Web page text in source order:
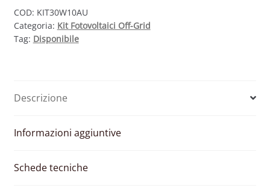
12V
–
MODULO
REGOLATORE
PWM
PRESA
COD: KIT30W10AU
Categoria: Kit Fotovoltaici Off-Grid
Tag: Disponibile
Descrizione
Informazioni aggiuntive
Schede tecniche